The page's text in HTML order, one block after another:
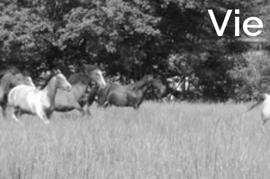
Vie